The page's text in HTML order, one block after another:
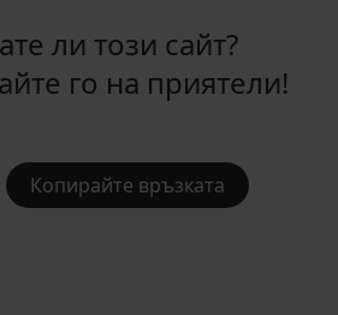
ли този сайт?
го на приятели!
Копирайте връзката